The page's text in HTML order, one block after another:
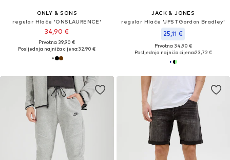
ONLY & SONS
regular Hlače 'ONSLAURENCE'
34,90 €
Prvotno: 39,90 €
Posljednja najniža cijena:32,90 €
JACK & JONES
regular Hlače 'JPSTGordon Bradley'
25,11 €
Prvotno: 34,90 €
Posljednja najniža cijena:23,72 €